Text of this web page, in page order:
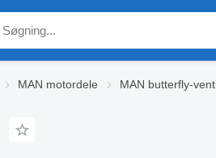
MAN motordele MAN butterfly-